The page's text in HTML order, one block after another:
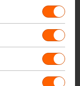
rubberen
voor maximale
dit product?